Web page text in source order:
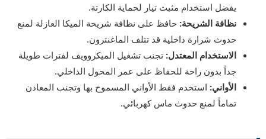
يفضل استخدام مثبت تيار لحماية الكارتة.
نظافة الشريحة: حافظ على نظافة شريحة الميكا العازلة لمنع
حدوث شرارة داخلية قد تتلف الماغنترون.
الاستخدام المعتدل: تجنب تشغيل الميكروويف لفترات طويلة
جداً بدون راحة للحفاظ على عمر المحول الداخلي.
الأواني: استخدم فقط الأواني المسموح بها وتجنب المعادن
تماماً لمنع حدوث ماس كهربائي.